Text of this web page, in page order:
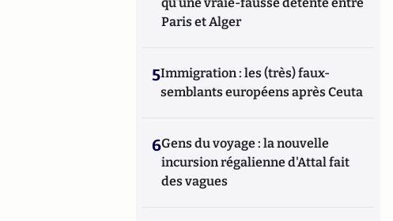
Paris et Alger
5Immigration : les (très) faux-
semblants européens après Ceuta
6Gens du voyage : la nouvelle
incursion régalienne d'Attal fait
des vagues